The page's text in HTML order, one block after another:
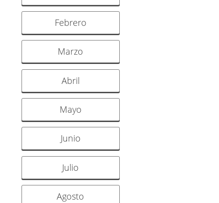
Febrero
Marzo
Abril
Mayo
Junio
Julio
Agosto